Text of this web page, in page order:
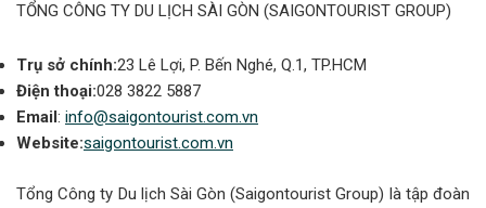
TỔNG CÔNG TY DU LỊCH SÀI GÒN (SAIGONTOURIST GROUP)
Trụ sở chính:23 Lê Lợi, P. Bến Nghé, Q.1, TP.HCM
Điện thoại:028 3822 5887
Email: info@saigontourist.com.vn
Website:saigontourist.com.vn
Tổng Công ty Du lịch Sài Gòn (Saigontourist Group) là tập đoàn